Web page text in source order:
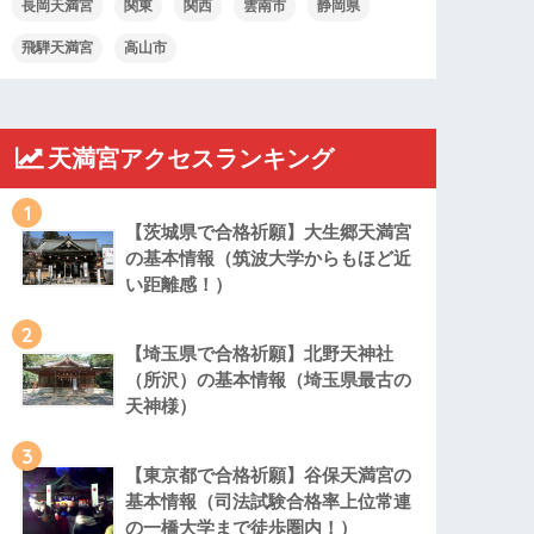
長岡天満宮 関東 関西 雲南市 静岡県
飛騨天満宮 高山市
天満宮アクセスランキング
1
【茨城県で合格祈願】大生郷天満宮
の基本情報（筑波大学からもほど近
い距離感！）
2
【埼玉県で合格祈願】北野天神社
（所沢）の基本情報（埼玉県最古の
天神様）
3
【東京都で合格祈願】谷保天満宮の
基本情報（司法試験合格率上位常連
の一橋大学まで徒歩圏内！）